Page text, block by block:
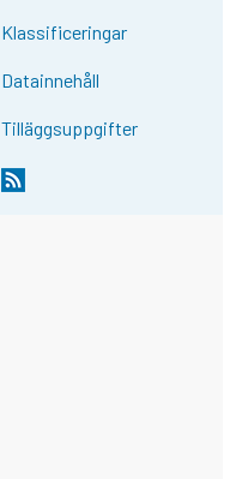
Klassificeringar
Datainnehåll
Tilläggsuppgifter